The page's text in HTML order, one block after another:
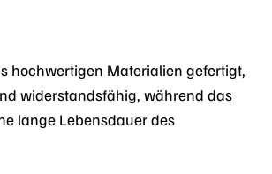
hochwertigen Materialien gefertigt,
widerstandsfähig, während das
lange Lebensdauer des